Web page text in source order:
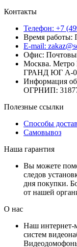
Контакты
Телефон: +7
Время работы:
E-mail:
Офис:
Москва. Метро
ГРАНД ЮГ А-
Информация
ОГРНИП:
Полезные ссылки
Способы
Самовывоз
Наша гарантия
Вы можете
следов
дня покупки.
от нашей
О нас
Наш интернет-
систем